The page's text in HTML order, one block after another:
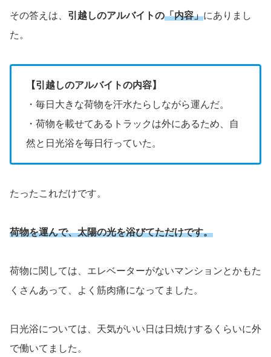
その答えは、 引越しのアルバイトの「内容」にありまし
た。
【引越しのアルバイトの内容】
・毎日大きな荷物を汗水たらしながら運んだ。
・荷物を載せてあるトラックは外にあるため、自
然と日光浴を毎日行っていた。
たったこれだけです。
荷物を運んで、太陽の光を浴びてただけです。
荷物に関しては、エレベーターがないマンションとかもた
くさんあって、よく筋肉痛になってました。
日光浴については、天気がいい日は日焼けするくらいに外
で働いてました。